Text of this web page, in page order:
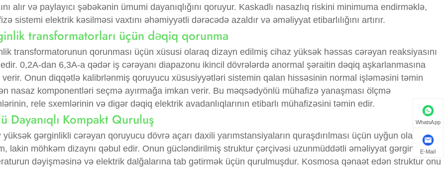
alır və paylayıcı şəbəkənin ümumi dayanıqlığını qoruyur. Kaskadlı nasazlıq riskini minimuma endirməklə,
sistemi elektrik kəsilməsi vaxtını əhəmiyyətli dərəcədə azaldır və əməliyyat etibarlılığını artırır.
transformatorları üçün dəqiq qorunma
transformatorunun qorunması üçün xüsusi olaraq dizayn edilmiş cihaz yüksək həssas cərəyan reaksiyasını
0,2A-dan 6,3A-a qədər iş cərəyanı diapazonu ikincil dövrələrdə anormal şəraitin dəqiq aşkarlanmasına
verir. Onun diqqətlə kalibrlənmiş qoruyucu xüsusiyyətləri sistemin qalan hissəsinin normal işləməsini təmin
nasaz komponentləri seçmə ayırmağa imkan verir. Bu məqsədyönlü mühafizə yanaşması ölçmə
rele sxemlərinin və digər dəqiq elektrik avadanlıqlarının etibarlı mühafizəsini təmin edir.
Dayanıqlı Kompakt Quruluş
yüksək gərginlikli cərəyan qoruyucu dövrə açarı daxili yarımstansiyaların quraşdırılması üçün uyğun olan
lakin möhkəm dizaynı qəbul edir. Onun gücləndirilmiş struktur çərçivəsi uzunmüddətli əməliyyat gərginliyinə,
dəyişməsinə və elektrik dalğalarına tab gətirmək üçün qurulmuşdur. Kosmosa qənaət edən struktur onu
WhatsApp
E-Mail